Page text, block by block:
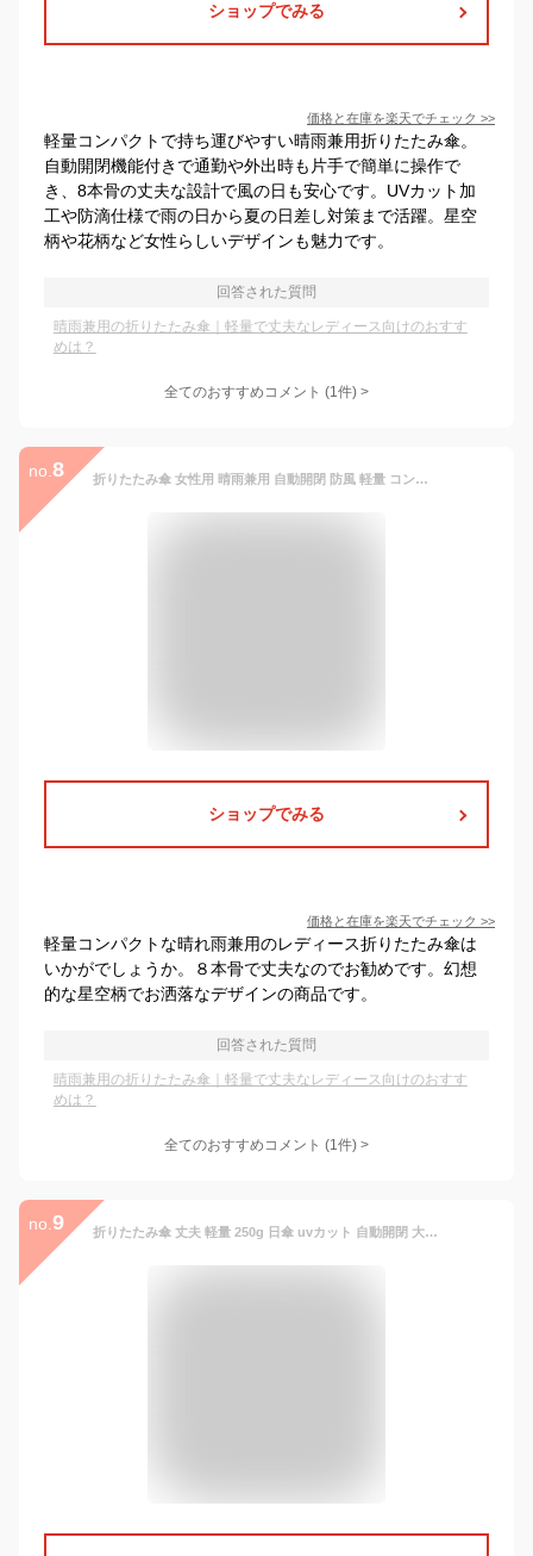
ショップでみる
価格と在庫を楽天でチェック >>
軽量コンパクトで持ち運びやすい晴雨兼用折りたたみ傘。
自動開閉機能付きで通勤や外出時も片手で簡単に操作で
き、8本骨の丈夫な設計で風の日も安心です。UVカット加
工や防滴仕様で雨の日から夏の日差し対策まで活躍。星空
柄や花柄など女性らしいデザインも魅力です。
回答された質問
晴雨兼用の折りたたみ傘｜軽量で丈夫なレディース向けのおすす
めは？
全てのおすすめコメント (1件) >
no. 8 折りたたみ傘 女性用 晴雨兼用 自動開閉 防風 軽量 コンパクト 合金骨 8本骨 黒膠加工 190Tポリエステル UVカット UPF30+ 星空柄 花柄 桜柄 ピンク系 ブルー系 グリーン系 赤系 防滴加工 日常使い 通勤 雨の日 夏 春夏
ショップでみる
価格と在庫を楽天でチェック >>
軽量コンパクトな晴れ雨兼用のレディース折りたたみ傘は
いかがでしょうか。８本骨で丈夫なのでお勧めです。幻想
的な星空柄でお洒落なデザインの商品です。
回答された質問
晴雨兼用の折りたたみ傘｜軽量で丈夫なレディース向けのおすす
めは？
全てのおすすめコメント (1件) >
no. 9 折りたたみ傘 丈夫 軽量 250g 日傘 uvカット 自動開閉 大きい 遮光遮熱 折り畳み傘 女性 晴雨兼用 レディース 紫外線カット 6本骨 耐風撥水 コンパクト 星柄刺繍 母の日プレゼント (ブルー)